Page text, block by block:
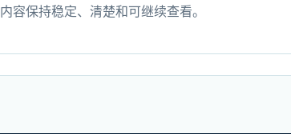
内容保持稳定、清楚和可继续查看。